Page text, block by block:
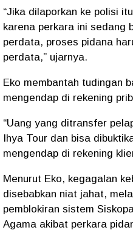
“Jika dilaporkan ke polisi
karena perkara ini sedang
perdata, proses pidana
perdata,” ujarnya.
Eko membantah tudingan
mengendap di rekening
“Uang yang ditransfer
Ihya Tour dan bisa
mengendap di rekening
Menurut Eko, kegagalan
disebabkan niat jahat,
pemblokiran sistem
Agama akibat perkara